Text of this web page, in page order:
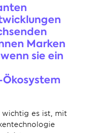
Marken
sie ein
wichtig es ist, mit